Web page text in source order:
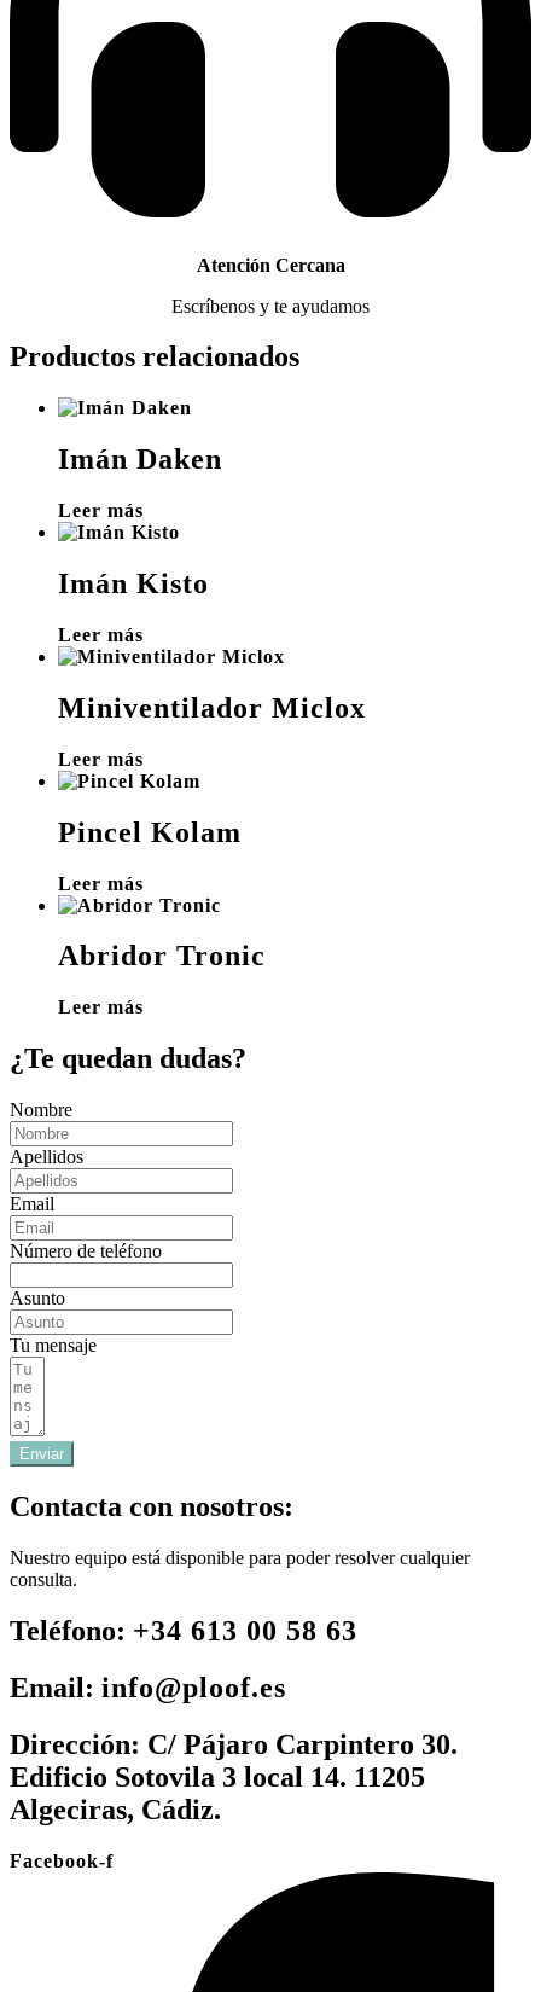
Atención Cercana
Escríbenos y te ayudamos
Productos relacionados
Imán Daken
Leer más
Imán Kisto
Leer más
Miniventilador Miclox
Leer más
Pincel Kolam
Leer más
Abridor Tronic
Leer más
¿Te quedan dudas?
Nombre
Apellidos
Email
Número de teléfono
Asunto
Tu mensaje
Enviar
Contacta con nosotros:
Nuestro equipo está disponible para poder resolver cualquier
consulta.
Teléfono: +34 613 00 58 63
Email: info@ploof.es
Dirección: C/ Pájaro Carpintero 30.
Edificio Sotovila 3 local 14. 11205
Algeciras, Cádiz.
Facebook-f